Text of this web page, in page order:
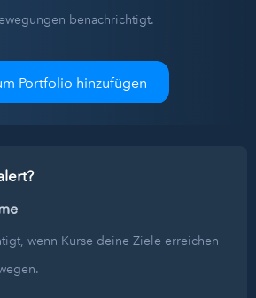
benachrichtigt.
Portfolio hinzufügen
wenn Kurse deine Ziele erreichen